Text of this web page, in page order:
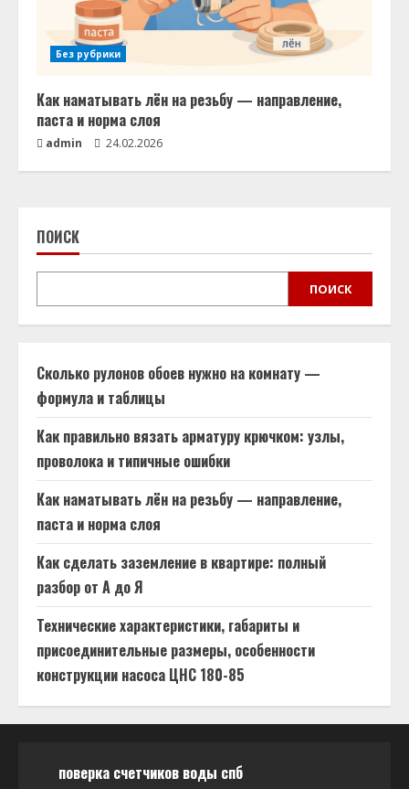
Без рубрики
Как наматывать лён на резьбу — направление,
паста и норма слоя
admin 24.02.2026
ПОИСК
ПОИСК
Сколько рулонов обоев нужно на комнату —
формула и таблицы
Как правильно вязать арматуру крючком: узлы,
проволока и типичные ошибки
Как наматывать лён на резьбу — направление,
паста и норма слоя
Как сделать заземление в квартире: полный
разбор от А до Я
Технические характеристики, габариты и
присоединительные размеры, особенности
конструкции насоса ЦНС 180-85
поверка счетчиков воды спб